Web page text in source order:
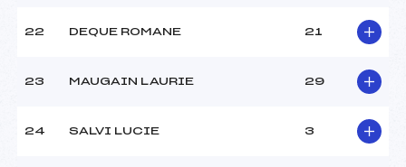
22 DEQUE ROMANE 21
23 MAUGAIN LAURIE 29
24 SALVI LUCIE 3